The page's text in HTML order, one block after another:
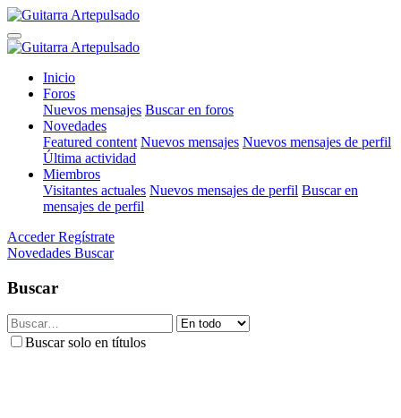
Inicio
Foros
Nuevos mensajes Buscar en foros
Novedades
Featured content Nuevos mensajes Nuevos mensajes de perfil
Última actividad
Miembros
Visitantes actuales Nuevos mensajes de perfil Buscar en
mensajes de perfil
Acceder Regístrate
Novedades Buscar
Buscar
Buscar solo en títulos